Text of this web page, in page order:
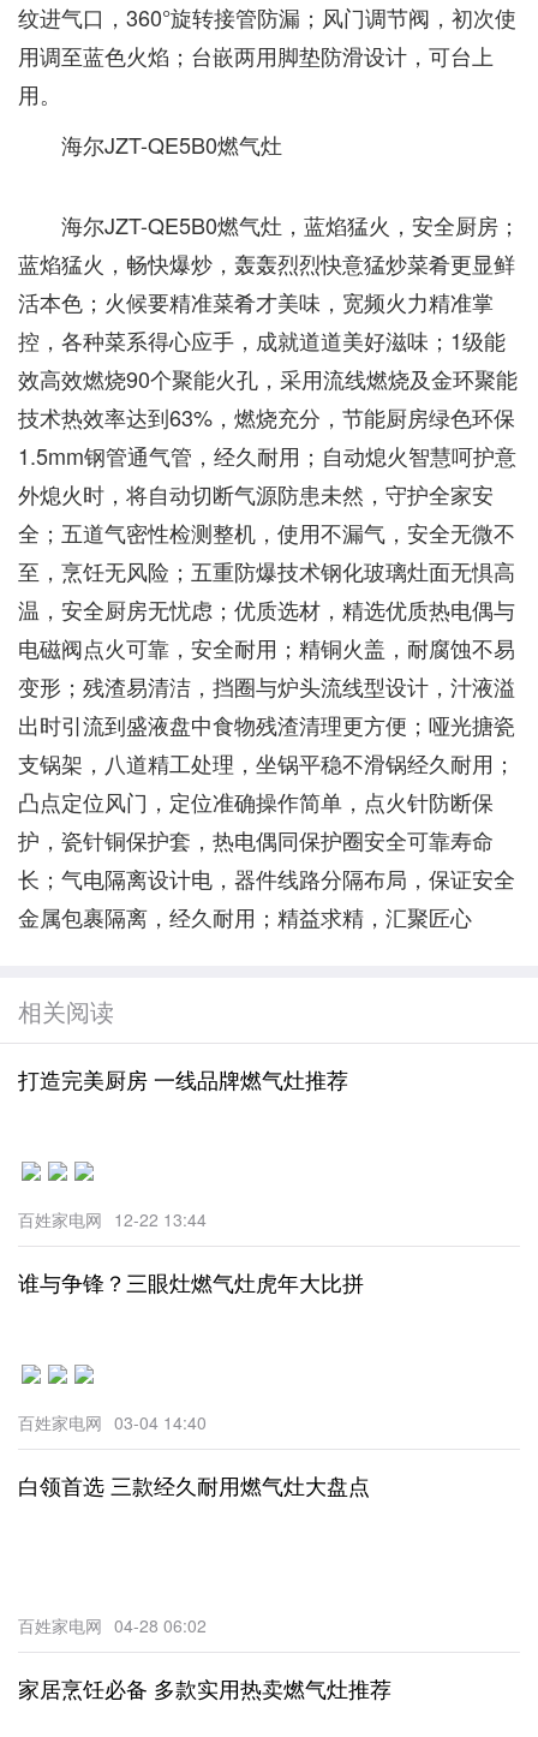
纹进气口，360°旋转接管防漏；风门调节阀，初次使
用调至蓝色火焰；台嵌两用脚垫防滑设计，可台上
用。
海尔JZT-QE5B0燃气灶
海尔JZT-QE5B0燃气灶，蓝焰猛火，安全厨房；
蓝焰猛火，畅快爆炒，轰轰烈烈快意猛炒菜肴更显鲜
活本色；火候要精准菜肴才美味，宽频火力精准掌
控，各种菜系得心应手，成就道道美好滋味；1级能
效高效燃烧90个聚能火孔，采用流线燃烧及金环聚能
技术热效率达到63%，燃烧充分，节能厨房绿色环保
1.5mm钢管通气管，经久耐用；自动熄火智慧呵护意
外熄火时，将自动切断气源防患未然，守护全家安
全；五道气密性检测整机，使用不漏气，安全无微不
至，烹饪无风险；五重防爆技术钢化玻璃灶面无惧高
温，安全厨房无忧虑；优质选材，精选优质热电偶与
电磁阀点火可靠，安全耐用；精铜火盖，耐腐蚀不易
变形；残渣易清洁，挡圈与炉头流线型设计，汁液溢
出时引流到盛液盘中食物残渣清理更方便；哑光搪瓷
支锅架，八道精工处理，坐锅平稳不滑锅经久耐用；
凸点定位风门，定位准确操作简单，点火针防断保
护，瓷针铜保护套，热电偶同保护圈安全可靠寿命
长；气电隔离设计电，器件线路分隔布局，保证安全
金属包裹隔离，经久耐用；精益求精，汇聚匠心
相关阅读
打造完美厨房 一线品牌燃气灶推荐
百姓家电网 12-22 13:44
谁与争锋？三眼灶燃气灶虎年大比拼
百姓家电网 03-04 14:40
白领首选 三款经久耐用燃气灶大盘点
百姓家电网 04-28 06:02
家居烹饪必备 多款实用热卖燃气灶推荐